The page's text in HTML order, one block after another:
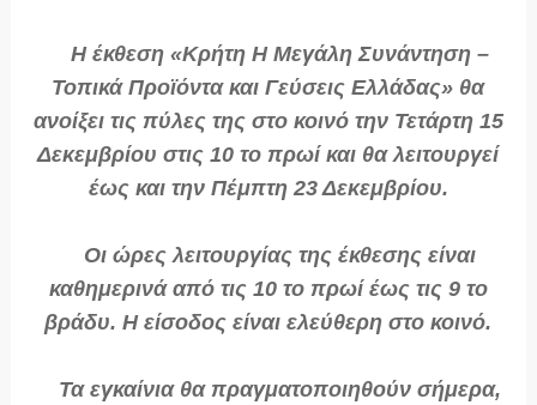
Η έκθεση «Κρήτη Η Μεγάλη Συνάντηση –
Τοπικά Προϊόντα και Γεύσεις Ελλάδας» θα
ανοίξει τις πύλες της στο κοινό την Τετάρτη 15
Δεκεμβρίου στις 10 το πρωί και θα λειτουργεί
έως και την Πέμπτη 23 Δεκεμβρίου.
Οι ώρες λειτουργίας της έκθεσης είναι
καθημερινά από τις 10 το πρωί έως τις 9 το
βράδυ. Η είσοδος είναι ελεύθερη στο κοινό.
Τα εγκαίνια θα πραγματοποιηθούν σήμερα,